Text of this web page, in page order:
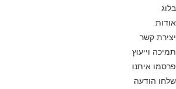
בלוג
אודות
יצירת קשר
תמיכה וייעוץ
פרסמו איתנו
שלחו הודעה